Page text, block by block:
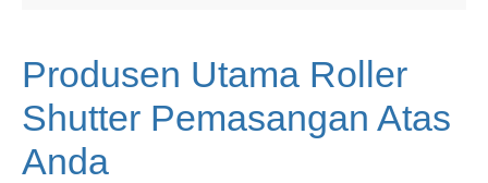
Produsen Utama Roller
Shutter Pemasangan Atas
Anda